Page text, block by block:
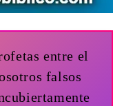
entre el
falsos